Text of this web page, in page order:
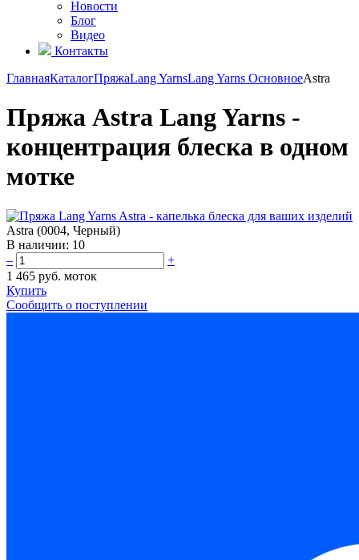
Новости
Блог
Видео
Контакты
ГлавнаяКаталогПряжаLang YarnsLang Yarns ОсновноеAstra
Пряжа Astra Lang Yarns -
концентрация блеска в одном
мотке
Astra (0004, Черный)
В наличии: 10
–
+
1 465 руб. моток
Купить
Сообщить о поступлении